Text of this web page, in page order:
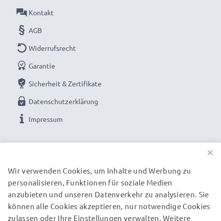
Brillante Fotofarben und Details mit dieser Tulpe /
Flower / Petal / Tulip Filtergewinde
Gegenlichtblende von CELLONIC. Bestellen Sie
jetzt für schnelle Lieferung und 3 Jahre Garantie!
Kontakt
AGB
Widerrufsrecht
Garantie
Sicherheit & Zertifikate
Datenschutzerklärung
Impressum
UNSERE VERSANDPARTNER
×
Wir verwenden Cookies, um Inhalte und Werbung zu
personalisieren, Funktionen für soziale Medien
anzubieten und unseren Datenverkehr zu analysieren. Sie
können alle Cookies akzeptieren, nur notwendige Cookies
zulassen oder Ihre Einstellungen verwalten. Weitere